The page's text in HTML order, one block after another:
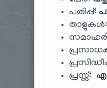
പതിപ്പ്:
താളുകൾ:
പ്രസ്സ്: എ